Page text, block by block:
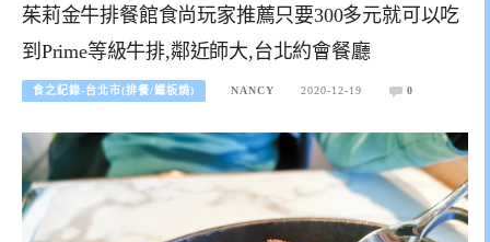
茱莉金牛排餐館食尚玩家推薦只要300多元就可以吃
到Prime等級牛排,鄰近師大,台北約會餐廳
食之紀錄-台北市(排餐/鐵板燒) NANCY 2020-12-19 0